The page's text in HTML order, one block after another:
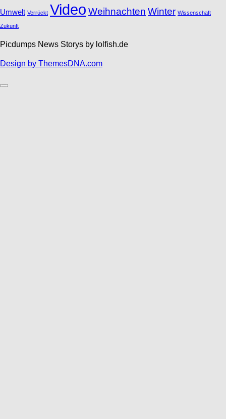
Umwelt Verrückt Video Weihnachten Winter Wissenschaft
Zukunft
Picdumps News Storys by lolfish.de
Design by ThemesDNA.com